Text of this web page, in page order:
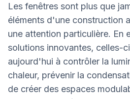
Les fenêtres sont plus que
éléments d'une construction
une attention particulière. En
solutions innovantes, celles-
aujourd'hui à contrôler la
chaleur, prévenir la
de créer des espaces